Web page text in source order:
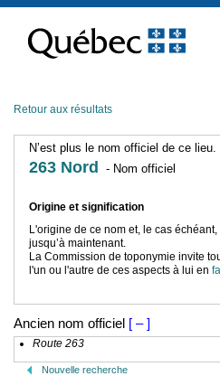
contenu
Retour aux résultats
N’est plus le nom officiel de ce
263 Nord
- Nom officiel
Origine et signification
L'origine de ce nom et, le cas
jusqu’à maintenant.
La Commission de toponymie invite
l'un ou l'autre de ces aspects à lui en
Ancien nom officiel [ – ]
Route 263
Nouvelle recherche